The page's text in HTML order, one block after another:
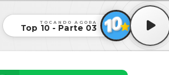
TOCANDO AGORA
Top 10 - Parte 03